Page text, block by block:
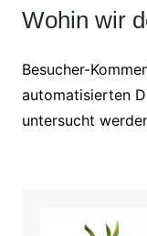
Wohin wir
Besucher-
automatisierten
untersucht